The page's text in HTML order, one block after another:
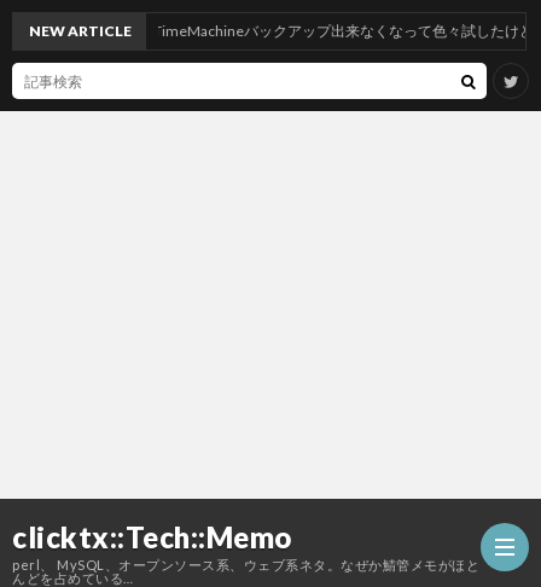
clicktx::Tech::Memo
perl、 MySQL、オープンソース系、ウェブ系ネタ。なぜか鯖管メモがほと
んどを占めている…
NEW ARTICLE
たらNASへTimeMachineバックアップ出来なくなって色々試したけど神記事のお